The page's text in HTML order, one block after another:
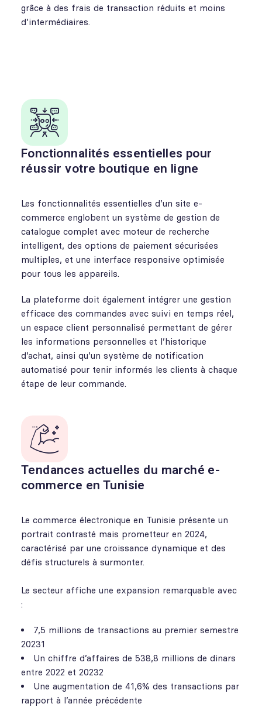
grâce à des frais de transaction réduits et moins
d’intermédiaires.
Fonctionnalités essentielles pour
réussir votre boutique en ligne
Les fonctionnalités essentielles d’un site e-
commerce englobent un système de gestion de
catalogue complet avec moteur de recherche
intelligent, des options de paiement sécurisées
multiples, et une interface responsive optimisée
pour tous les appareils.
La plateforme doit également intégrer une gestion
efficace des commandes avec suivi en temps réel,
un espace client personnalisé permettant de gérer
les informations personnelles et l’historique
d’achat, ainsi qu’un système de notification
automatisé pour tenir informés les clients à chaque
étape de leur commande.
Tendances actuelles du marché e-
commerce en Tunisie
Le commerce électronique en Tunisie présente un
portrait contrasté mais prometteur en 2024,
caractérisé par une croissance dynamique et des
défis structurels à surmonter.
Le secteur affiche une expansion remarquable avec
:
7,5 millions de transactions au premier semestre
20231
Un chiffre d’affaires de 538,8 millions de dinars
entre 2022 et 20232
Une augmentation de 41,6% des transactions par
rapport à l’année précédente